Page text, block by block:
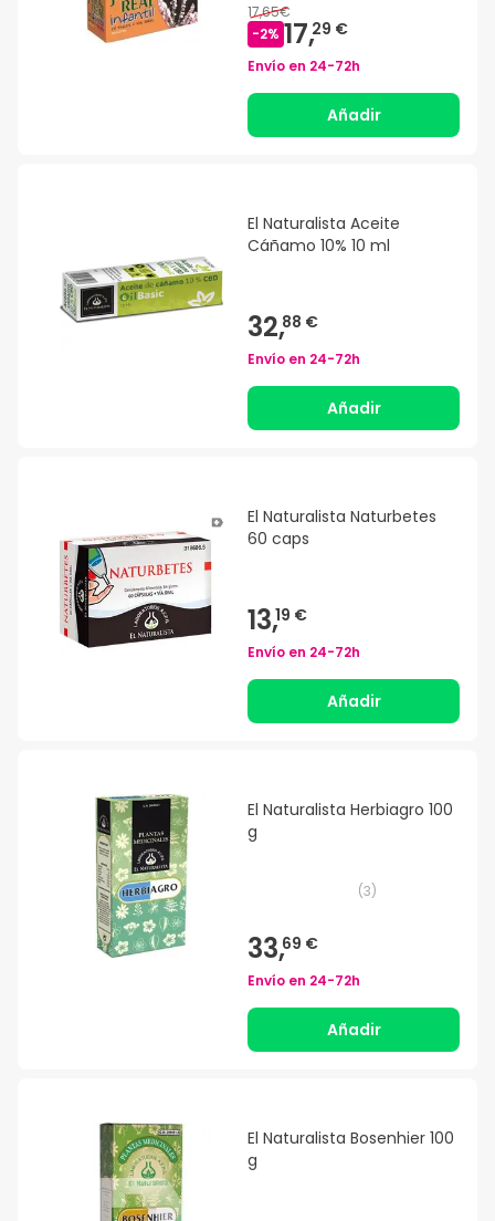
17,65€
-2% 17,29 €
Envío en 24-72h
Añadir
El Naturalista Aceite
Cáñamo 10% 10 ml
32,88 €
Envío en 24-72h
Añadir
El Naturalista Naturbetes
60 caps
13,19 €
Envío en 24-72h
Añadir
El Naturalista Herbiagro 100
g
(3)
33,69 €
Envío en 24-72h
Añadir
El Naturalista Bosenhier 100
g